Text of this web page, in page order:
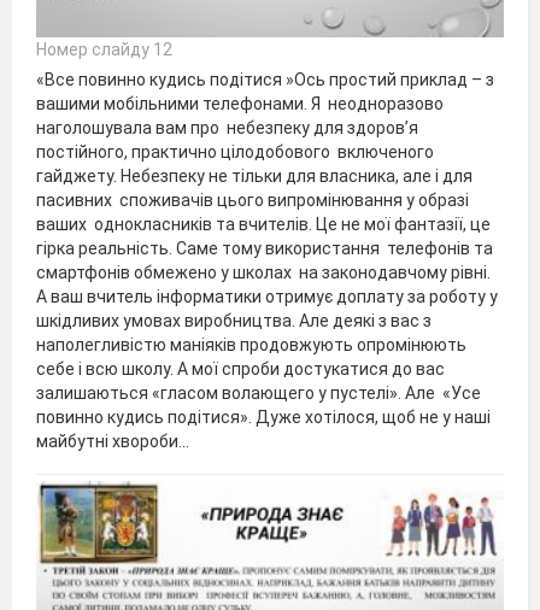
Номер слайду 12
«Все повинно кудись подітися »Ось простий приклад – з
вашими мобільними телефонами. Я неодноразово
наголошувала вам про небезпеку для здоров’я
постійного, практично цілодобового включеного
гайджету. Небезпеку не тільки для власника, але і для
пасивних споживачів цього випромінювання у образі
ваших однокласників та вчителів. Це не мої фантазії, це
гірка реальність. Саме тому використання телефонів та
смартфонів обмежено у школах на законодавчому рівні.
А ваш вчитель інформатики отримує доплату за роботу у
шкідливих умовах виробництва. Але деякі з вас з
наполегливістю маніяків продовжують опромінюють
себе і всю школу. А мої спроби достукатися до вас
залишаються «гласом волающего у пустелі». Але «Усе
повинно кудись подітися». Дуже хотілося, щоб не у наші
майбутні хвороби…